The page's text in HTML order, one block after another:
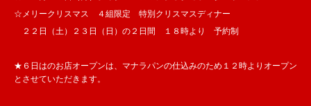
☆メリークリスマス ４組限定 特別クリスマスディナー
２２日（土）２３日（日）の２日間 １８時より 予約制
★６日はのお店オープンは、マナラパンの仕込みのため１２時よりオープン
とさせていただきます。